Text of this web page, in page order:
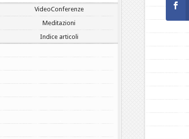
VideoConferenze
Meditazioni
Indice articoli